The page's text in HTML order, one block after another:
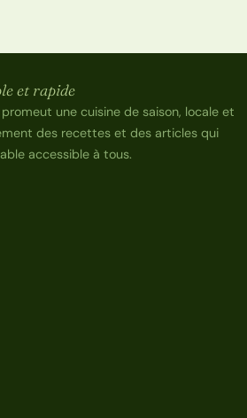
et rapide
une cuisine de saison, locale et
des recettes et des articles qui
accessible à tous.